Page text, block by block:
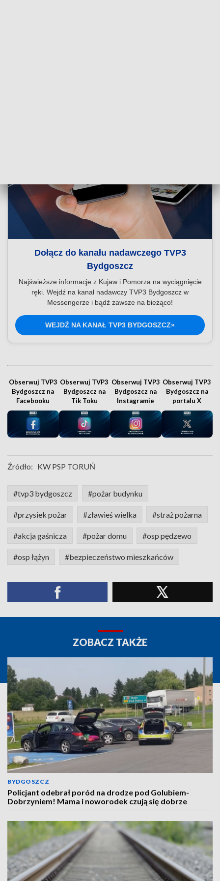
Dołącz do kanału nadawczego TVP3
Bydgoszcz
Najświeższe informacje z Kujaw i Pomorza na wyciągnięcie
ręki. Wejdź na kanał nadawczy TVP3 Bydgoszcz w
Messengerze i bądź zawsze na bieżąco!
WEJDŹ NA KANAŁ TVP3 BYDGOSZCZ»
Obserwuj TVP3
Bydgoszcz na
Facebooku
Obserwuj TVP3
Bydgoszcz na
Tik Toku
Obserwuj TVP3
Bydgoszcz na
Instagramie
Obserwuj TVP3
Bydgoszcz na
portalu X
Źródło: KW PSP TORUŃ
#tvp3 bydgoszcz #pożar budynku
#przysiek pożar #zławieś wielka #straż pożarna
#akcja gaśnicza #pożar domu #osp pędzewo
#osp łążyn #bezpieczeństwo mieszkańców
ZOBACZ TAKŻE
BYDGOSZCZ
Policjant odebrał poród na drodze pod Golubiem-
Dobrzyniem! Mama i noworodek czują się dobrze